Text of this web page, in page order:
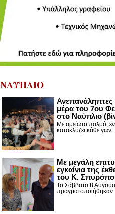
ΝΑΥΠΛΙΟ
μέρα του 7ου
στο Ναύπλιο
Με αμείωτο παλμό,
κατακλύζει κάθε γων...
Με μεγάλη
εγκαίνια της
του Κ.
Το Σάββατο 8
πραγματοποιήθηκαν